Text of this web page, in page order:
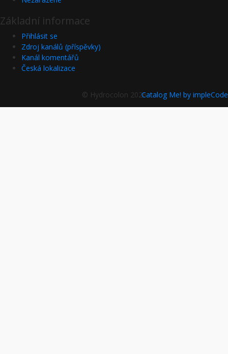
Základní informace
Přihlásit se
Zdroj kanálů (příspěvky)
Kanál komentářů
Česká lokalizace
© Hydrocolon 2026Catalog Me! by impleCode